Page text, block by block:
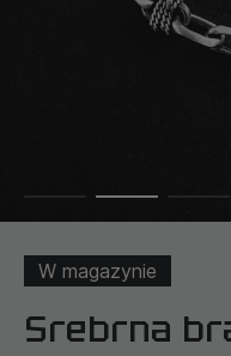
W magazynie
Srebrna